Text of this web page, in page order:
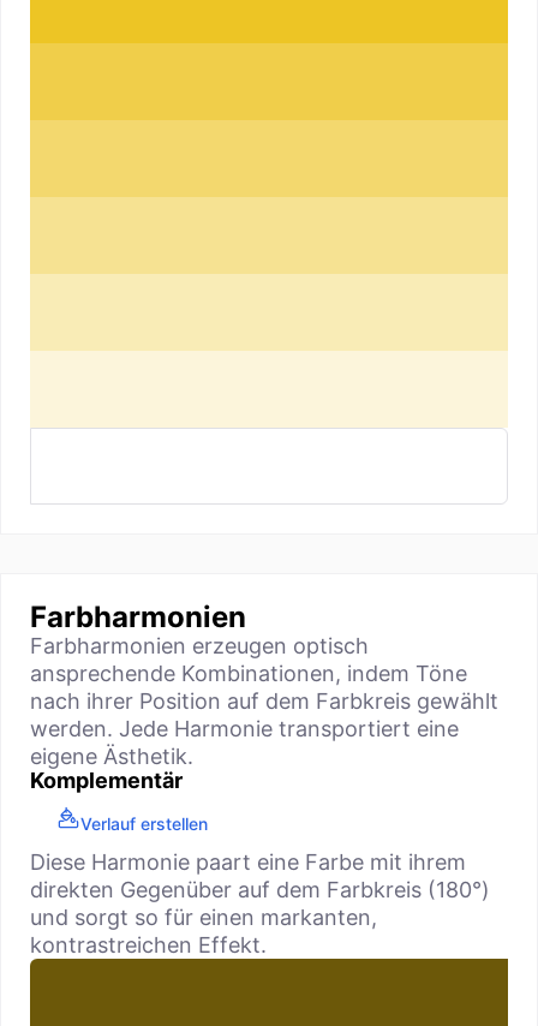
Farbharmonien
Farbharmonien erzeugen optisch
ansprechende Kombinationen, indem Töne
nach ihrer Position auf dem Farbkreis gewählt
werden. Jede Harmonie transportiert eine
eigene Ästhetik.
Komplementär
Verlauf erstellen
Diese Harmonie paart eine Farbe mit ihrem
direkten Gegenüber auf dem Farbkreis (180°)
und sorgt so für einen markanten,
kontrastreichen Effekt.